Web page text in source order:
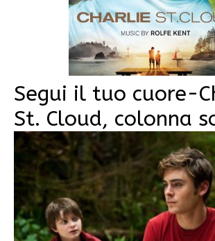
Segui il tuo cuore-
St. Cloud, colonna